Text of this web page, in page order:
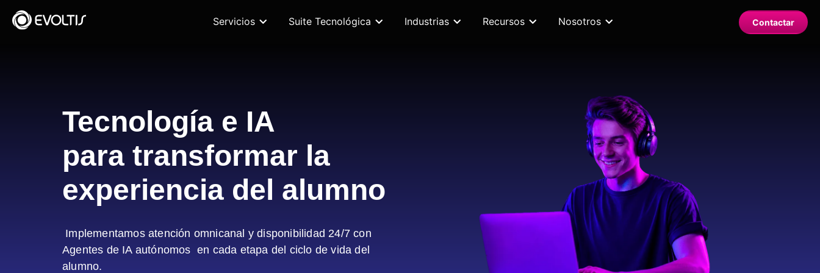
Servicios Suite Tecnológica Industrias Recursos Nosotros Contactar
Tecnología e IA
para transformar la
experiencia del alumno
Implementamos atención omnicanal y disponibilidad 24/7 con
Agentes de IA autónomos en cada etapa del ciclo de vida del
alumno.